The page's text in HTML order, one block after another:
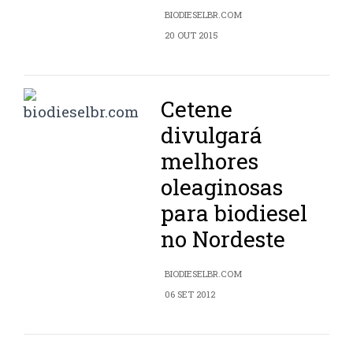
BIODIESELBR.COM
20 OUT 2015
Cetene
divulgará
melhores
oleaginosas
para biodiesel
no Nordeste
BIODIESELBR.COM
06 SET 2012